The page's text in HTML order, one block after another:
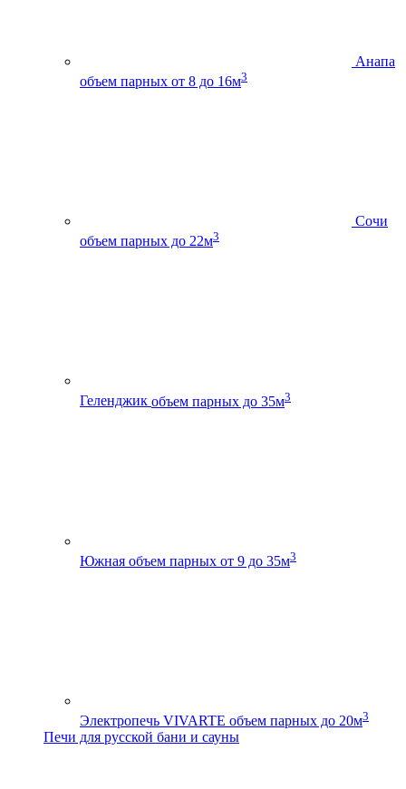
Анапа
объем парных от 8 до 16м3
Сочи
объем парных до 22м3
Геленджик объем парных до 35м3
Южная объем парных от 9 до 35м3
Электропечь VIVARTE объем парных до 20м3
Печи для русской бани и сауны